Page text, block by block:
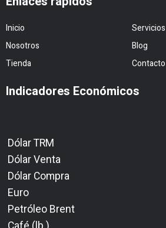
Inicio
Servicios
Nosotros
Blog
Tienda
Contacto
Indicadores Económicos
Dólar TRM
Dólar Venta
Dólar Compra
Euro
Petróleo Brent